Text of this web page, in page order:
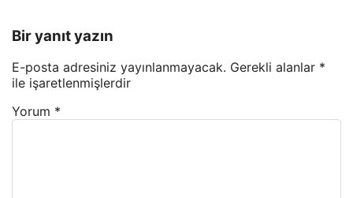
Bir yanıt yazın
E-posta adresiniz yayınlanmayacak. Gerekli alanlar *
ile işaretlenmişlerdir
Yorum *